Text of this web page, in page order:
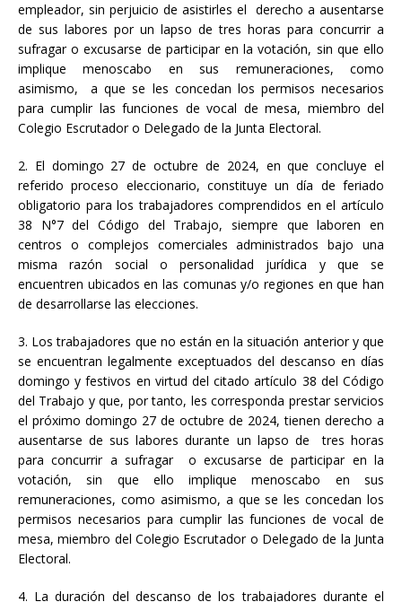
empleador, sin perjuicio de asistirles el derecho a ausentarse
de sus labores por un lapso de tres horas para concurrir a
sufragar o excusarse de participar en la votación, sin que ello
implique menoscabo en sus remuneraciones, como
asimismo, a que se les concedan los permisos necesarios
para cumplir las funciones de vocal de mesa, miembro del
Colegio Escrutador o Delegado de la Junta Electoral.
2. El domingo 27 de octubre de 2024, en que concluye el
referido proceso eleccionario, constituye un día de feriado
obligatorio para los trabajadores comprendidos en el artículo
38 N°7 del Código del Trabajo, siempre que laboren en
centros o complejos comerciales administrados bajo una
misma razón social o personalidad jurídica y que se
encuentren ubicados en las comunas y/o regiones en que han
de desarrollarse las elecciones.
3. Los trabajadores que no están en la situación anterior y que
se encuentran legalmente exceptuados del descanso en días
domingo y festivos en virtud del citado artículo 38 del Código
del Trabajo y que, por tanto, les corresponda prestar servicios
el próximo domingo 27 de octubre de 2024, tienen derecho a
ausentarse de sus labores durante un lapso de tres horas
para concurrir a sufragar o excusarse de participar en la
votación, sin que ello implique menoscabo en sus
remuneraciones, como asimismo, a que se les concedan los
permisos necesarios para cumplir las funciones de vocal de
mesa, miembro del Colegio Escrutador o Delegado de la Junta
Electoral.
4. La duración del descanso de los trabajadores durante el